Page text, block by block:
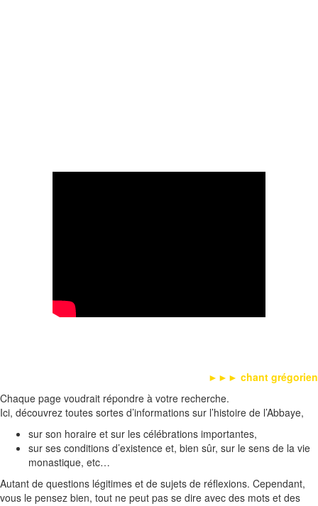
►►► chant grégorien
Chaque page voudrait répondre à votre recherche.
Ici, découvrez toutes sortes d’informations sur l’histoire de l’Abbaye,
sur son horaire et sur les célébrations importantes,
sur ses conditions d’existence et, bien sûr, sur le sens de la vie
monastique, etc…
Autant de questions légitimes et de sujets de réﬂexions. Cependant,
vous le pensez bien, tout ne peut pas se dire avec des mots et des